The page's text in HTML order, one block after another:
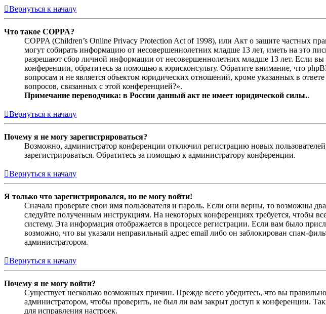
Вернуться к началу
Что такое COPPA?
COPPA (Children’s Online Privacy Protection Act of 1998), или Акт о защите частных
могут собирать информацию от несовершеннолетних младше 13 лет, иметь на это
разрешают сбор личной информации от несовершеннолетних младше 13 лет. Если
конференции, обратитесь за помощью к юрисконсульту. Обратите внимание, что
вопросам и не является объектом юридических отношений, кроме указанных в
вопросов, связанных с этой конференцией?».
Примечание переводчика: в России данный акт не имеет юридической силы..
Вернуться к началу
Почему я не могу зарегистрироваться?
Возможно, администратор конференции отключил регистрацию новых
зарегистрироваться. Обратитесь за помощью к администратору конференции.
Вернуться к началу
Я только что зарегистрировался, но не могу войти!
Сначала проверьте свои имя пользователя и пароль. Если они верны, то возможны
следуйте полученным инструкциям. На некоторых конференциях требуется, чтобы
систему. Эта информация отображается в процессе регистрации. Если вам было
возможно, что вы указали неправильный адрес email либо он заблокирован спам-
администратором.
Вернуться к началу
Почему я не могу войти?
Существует несколько возможных причин. Прежде всего убедитесь, что вы
администратором, чтобы проверить, не был ли вам закрыт доступ к конференции.
для исправления настроек.